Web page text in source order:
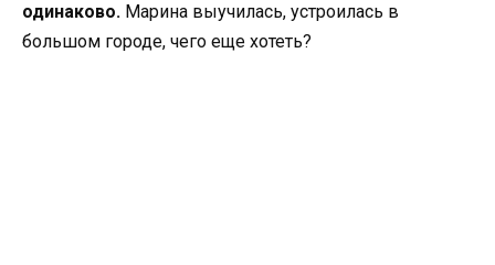
одинаково. Марина выучилась, устроилась в
большом городе, чего еще хотеть?